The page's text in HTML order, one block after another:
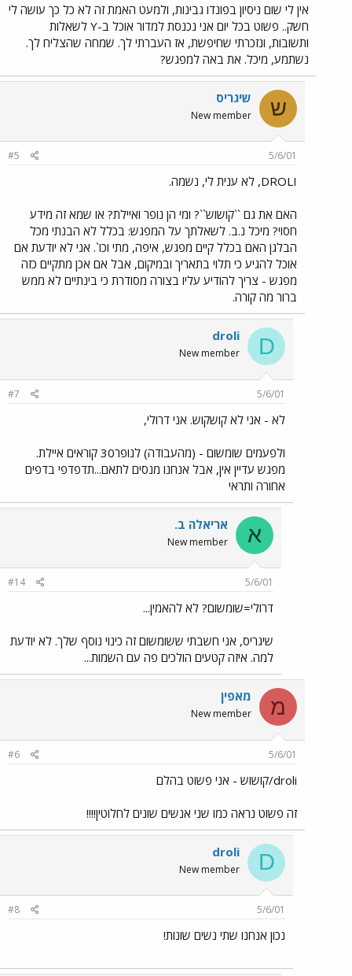
אין לי שום ניסיון בפונדו גבינות, ולמעט האמת זה לא כל כך עושה לי
חשק.. פשוט בכל יום אני נכנסת למדור אוכל ב-Y לשאלות
ותשובות, ונזכרתי שחיפשת, אז העברתי לך. שמחה שהצליח לך.
נשתמע, מיכל. את באה למפגש?
ש שיגריס
New member
5/6/01
#5
DROLI, לא ענית לי, נשמה.
האם את גם ``קושוש``? ומי הן נופר ואיילת? או שמא זה מידע
חסוי? מיכל נ.ב. לשאלתך על המפגש: בכלל לא הבנתי מכל
הבלגן האם בכלל קיים מפגש, איפה, מתי וכו`. אני לא יודעת אם
אוכל להגיע כי תלוי בתאריך ובמיקום, אבל אם אכן מתקיים כזה
מפגש - צריך להודיע עליו בצורה מסודרת כי בינתיים לא ממש
ברור מה קורה.
D
droli
New member
5/6/01
#7
לא - אני לא קושקוש. אני דרולי,
ולפעמים שומשום - (מהעבודה) לנופר30 קוראים איילת.
מפגש עדיין אין, אבל אנחנו מנסים לתאם...תדפדפי בדפים
אחורה ותראי
א אריאלה ב.
New member
5/6/01
#14
דרולי=שומשום? לא להאמין...
שיגריס, אני חשבתי ששומשום זה כינוי נוסף שלך. לא יודעת
למה. איזה קטעים הולכים פה עם השמות...
מ מאפין
New member
5/6/01
#6
droli/קושוש - אני פשוט בהלם
זה פשוט נראה כמו שני אנשים שונים לחלוטין!!!!
D
droli
New member
5/6/01
#8
נכון אנחנו שתי נשים שונות!